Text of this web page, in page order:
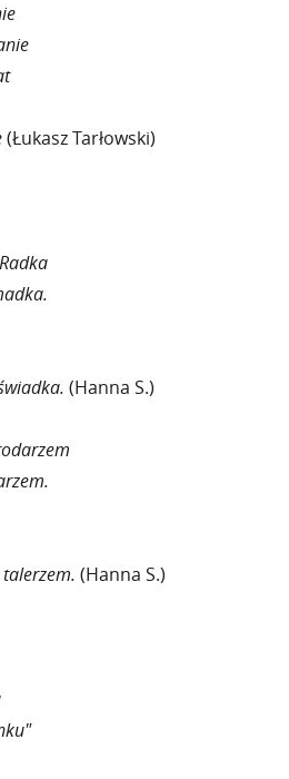
(Łukasz Tarłowski)
(Hanna S.)
(Hanna S.)